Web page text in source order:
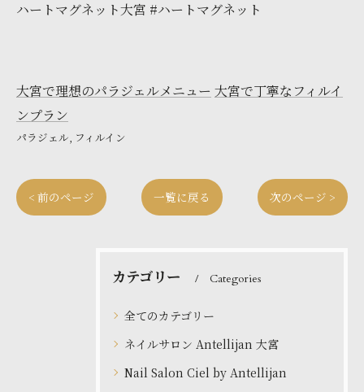
ハートマグネット大宮 #ハートマグネット
大宮で理想のパラジェルメニュー 大宮で丁寧なフィルイ
ンプラン
パラジェル フィルイン
< 前のページ 一覧に戻る 次のページ >
カテゴリー Categories
全てのカテゴリー
ネイルサロン Antellijan 大宮
Nail Salon Ciel by Antellijan